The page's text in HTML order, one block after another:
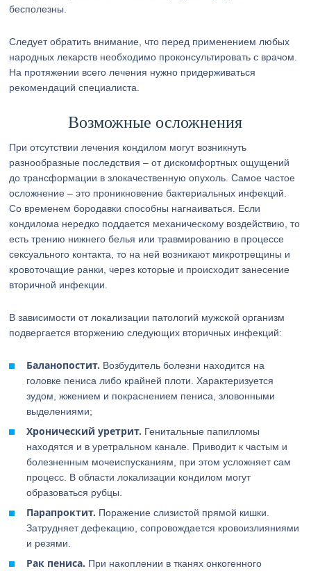
бесполезны.
Следует обратить внимание, что перед применением любых
народных лекарств необходимо проконсультировать с врачом.
На протяжении всего лечения нужно придерживаться
рекомендаций специалиста.
Возможные осложнения
При отсутствии лечения кондилом могут возникнуть
разнообразные последствия – от дискомфортных ощущений
до трансформации в злокачественную опухоль. Самое частое
осложнение – это проникновение бактериальных инфекций.
Со временем бородавки способны нагнаиваться. Если
кондилома нередко поддается механическому воздействию, то
есть трению нижнего белья или травмированию в процессе
сексуального контакта, то на ней возникают микротрещины и
кровоточащие ранки, через которые и происходит занесение
вторичной инфекции.
В зависимости от локализации патологий мужской организм
подвергается вторжению следующих вторичных инфекций:
Баланопостит. Возбудитель болезни находится на
головке пениса либо крайней плоти. Характеризуется
зудом, жжением и покраснением пениса, зловонными
выделениями;
Хронический уретрит. Генитальные папилломы
находятся и в уретральном канале. Приводит к частым и
болезненным мочеиспусканиям, при этом усложняет сам
процесс. В области локализации кондилом могут
образоваться рубцы.
Парапроктит. Поражение слизистой прямой кишки.
Затрудняет дефекацию, сопровождается кровоизлияниями
и резями.
Рак пениса. При накоплении в тканях онкогенного